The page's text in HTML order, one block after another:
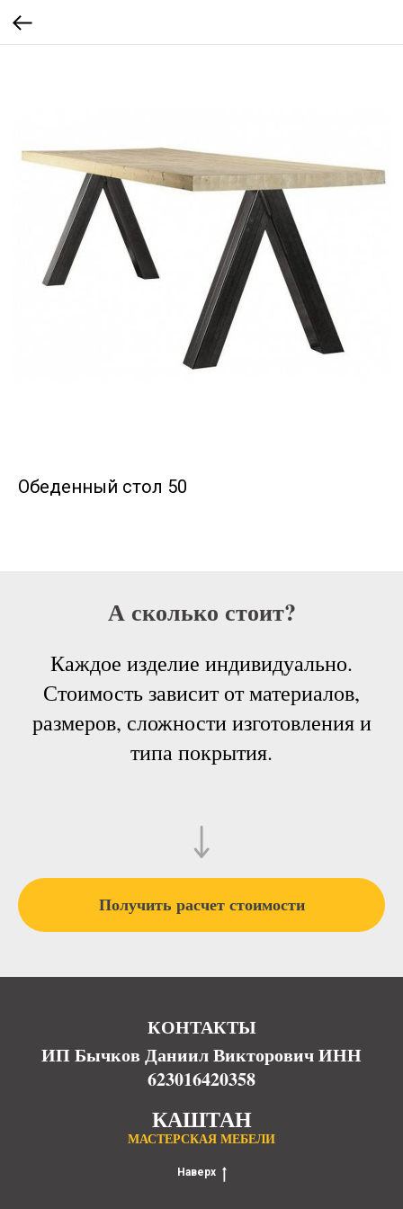
Обеденный стол 50
А сколько стоит?
Каждое изделие индивидуально.
Стоимость зависит от материалов,
размеров, сложности изготовления и
типа покрытия.
Получить расчет стоимости
КОНТАКТЫ
ИП Бычков Даниил Викторович ИНН
623016420358
КАШТАН
МАСТЕРСКАЯ МЕБЕЛИ
Наверх